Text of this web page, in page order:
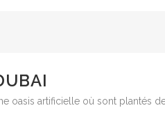
oasis artificielle où sont plantés